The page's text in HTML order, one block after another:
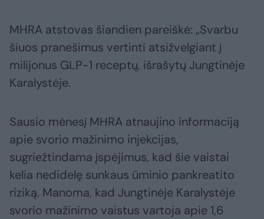
MHRA atstovas šiandien pareiškė: „Svarbu
šiuos pranešimus vertinti atsižvelgiant į
milijonus GLP-1 receptų, išrašytų Jungtinėje
Karalystėje.
Sausio mėnesį MHRA atnaujino informaciją
apie svorio mažinimo injekcijas,
sugriežtindama įspėjimus, kad šie vaistai
kelia nedidelę sunkaus ūminio pankreatito
riziką. Manoma, kad Jungtinėje Karalystėje
svorio mažinimo vaistus vartoja apie 1,6